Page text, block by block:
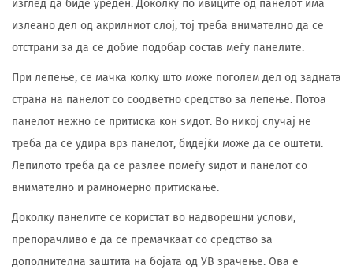
изглед да биде уреден. Доколку по ивиците од панелот има
излеано дел од акрилниот слој, тој треба внимателно да се
отстрани за да се добие подобар состав меѓу панелите.
При лепење, се мачка колку што може поголем дел од задната
страна на панелот со соодветно средство за лепење. Потоа
панелот нежно се притиска кон ѕидот. Во никој случај не
треба да се удира врз панелот, бидејќи може да се оштети.
Лепилото треба да се разлее помеѓу ѕидот и панелот со
внимателно и рамномерно притискање.
Доколку панелите се користат во надворешни услови,
препорачливо е да се премачкаат со средство за
дополнителна заштита на бојата од УВ зрачење. Ова е